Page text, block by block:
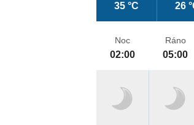
35 °C 26
Noc
02:00
Ráno
05:00